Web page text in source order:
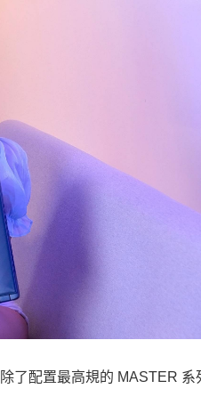
了配置最高規的 MASTER 系